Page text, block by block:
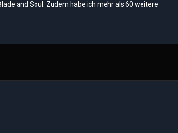
and Soul. Zudem habe ich mehr als 60 weitere